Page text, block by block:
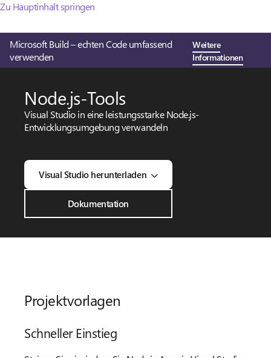
Zu Hauptinhalt springen
Microsoft Build – echten Code umfassend
verwenden
Weitere
Informationen
Node.js-Tools
Visual Studio in eine leistungsstarke Node.js-
Entwicklungsumgebung verwandeln
Visual Studio herunterladen
Dokumentation
Projektvorlagen
Schneller Einstieg